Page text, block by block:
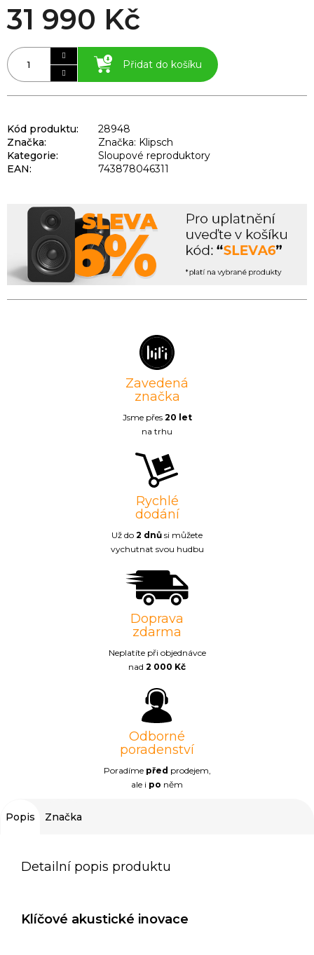
31 990 Kč
Přidat do košíku
Kód produktu:
28948
Značka:
Značka: Klipsch
Kategorie:
Sloupové reproduktory
EAN: 743878046311
Zavedená
značka
Jsme přes 20 let
na trhu
Rychlé
dodání
Už do 2 dnů si můžete
vychutnat svou hudbu
Doprava
zdarma
Neplatíte při objednávce
nad 2 000 Kč
Odborné
poradenství
Poradíme před prodejem,
ale i po něm
Popis Značka
Detailní popis produktu
Klíčové akustické inovace